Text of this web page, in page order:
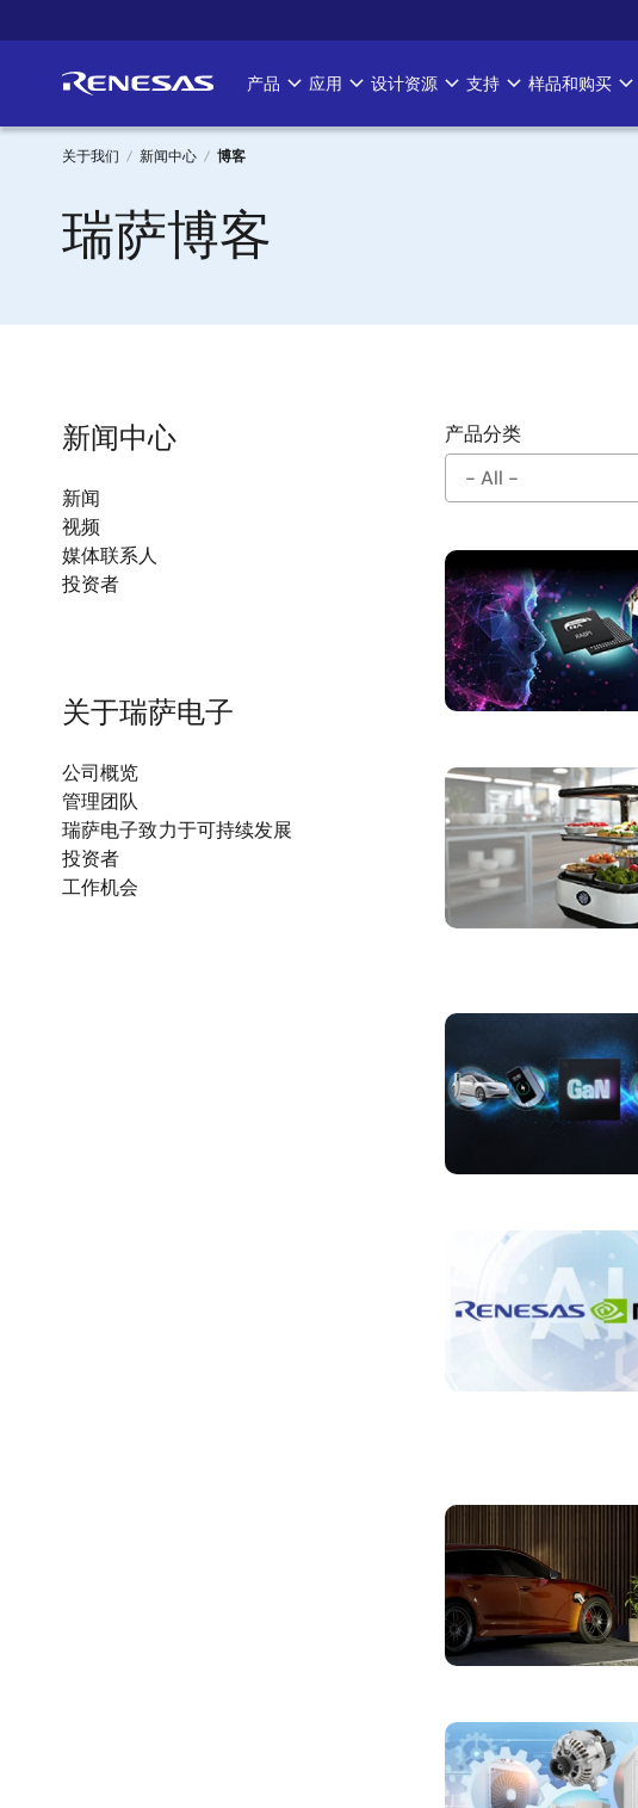
转
要
Main
产品 应用 设计资源 支持 样品和购买
面
包
屑
关于我们 新闻中心 博客
瑞萨博客
产品分类
新闻中心
新闻
视频
媒体联系人
投资者
关于瑞萨电子
公司概览
管理团队
瑞萨电子致力于可持续发展
投资者
工作机会